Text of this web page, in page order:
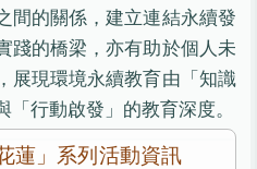
間的關係，建立連結永續發
踐的橋梁，亦有助於個人未
展現環境永續教育由「知識
行動啟發」的教育深度。
蓮」系列活動資訊